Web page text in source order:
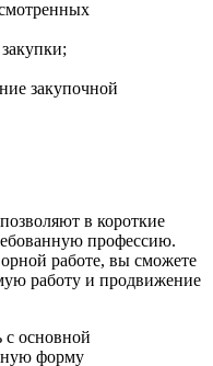
закупочной
в короткие
профессию.
работе, вы сможете
работу и продвижение
основной
форму